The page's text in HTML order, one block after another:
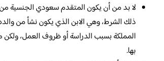
لا بد من أن يكون المتقدم سعودي الجنسية
ذلك الشرط، وهي الابن الذي يكون نشأ من
المملكة بسبب الدراسة أو ظروف العمل،
بها.